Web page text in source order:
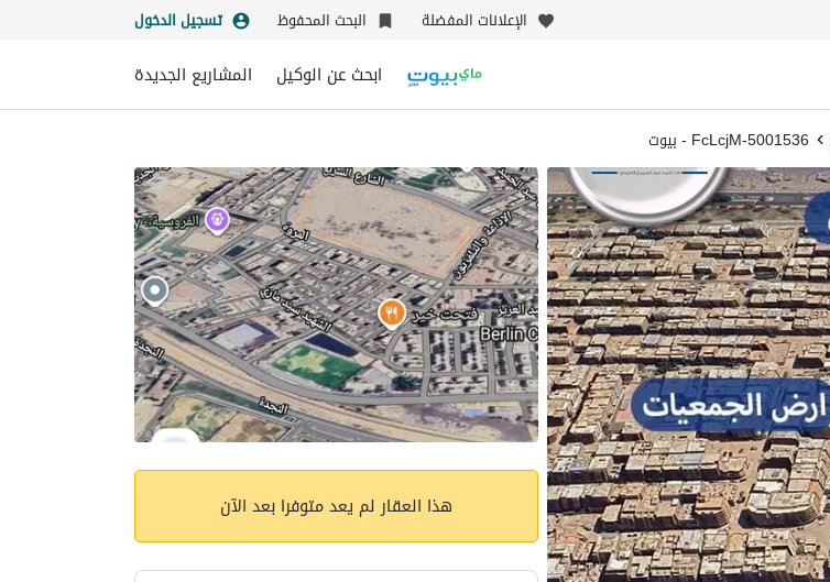
الإعلانات المفضلة البحث المحفوظ تسجيل الدخول
ابحث عن الوكيل المشاريع الجديدة
5001536-FcLcjM - بيوت
هذا العقار لم يعد متوفرا بعد الآن